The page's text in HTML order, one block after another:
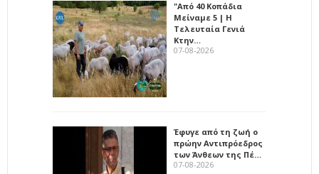
"Από 40 Κοπάδια
Μείναμε 5 | Η
Τελευταία Γενιά
Κτην…
07-08-2026
Έφυγε από τη ζωή ο
πρώην Αντιπρόεδρος
των Άνθεων της Πέ…
07-08-2026